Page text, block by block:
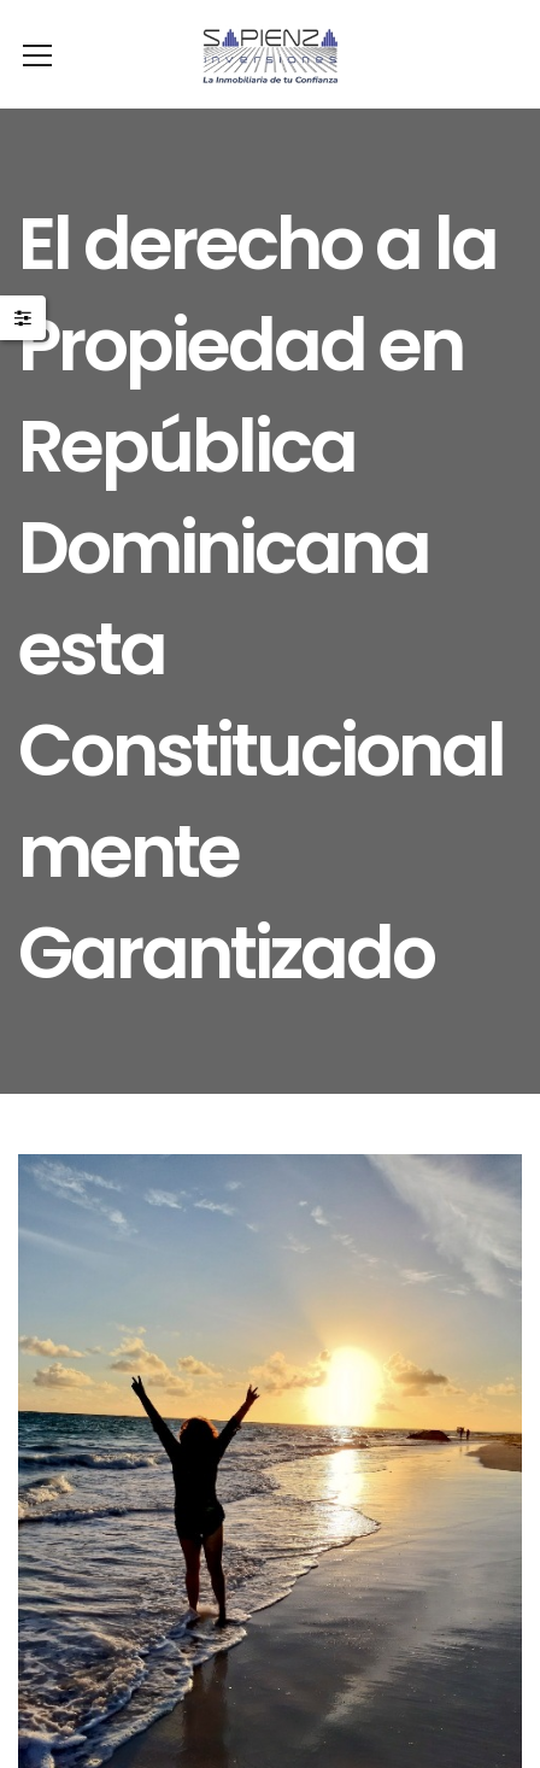
El derecho a la
Propiedad en
República
Dominicana
esta
Constitucional
mente
Garantizado